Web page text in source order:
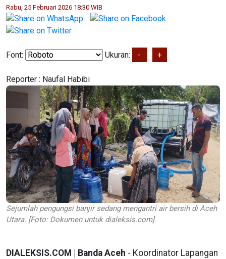
Rabu, 25 Februari 2026 18:30 WIB
Font: Ukuran: - +
Reporter : Naufal Habibi
Sejumlah pengungsi banjir sedang mengantri air bersih di Aceh
Utara. [Foto: Dokumen untuk dialeksis.com]
DIALEKSIS.COM | Banda Aceh - Koordinator Lapangan